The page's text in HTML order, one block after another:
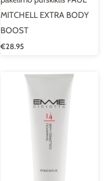
MITCHELL EXTRA BODY
BOOST
€28.95